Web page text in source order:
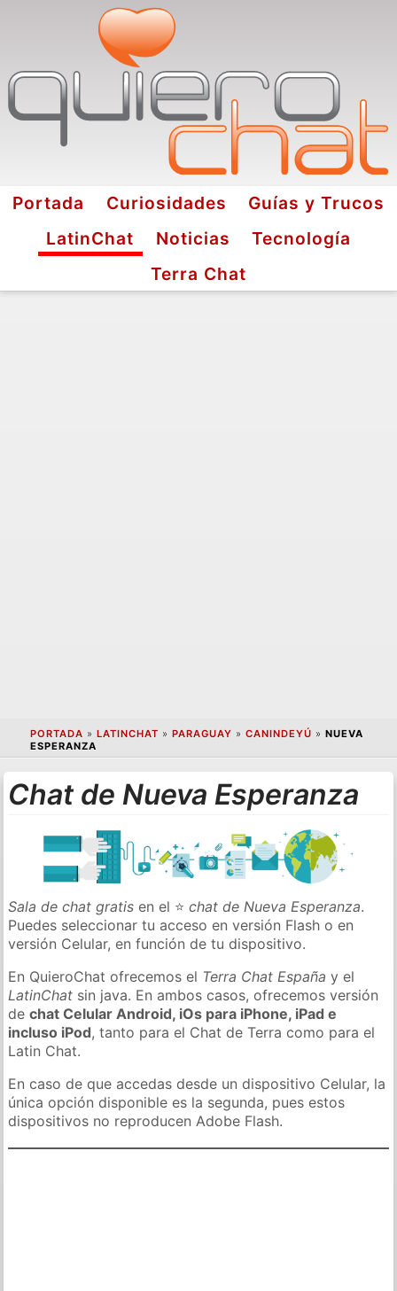
Portada Curiosidades
Guías y Trucos
LatinChat
Noticias
Tecnología
Terra Chat
PORTADA » LATINCHAT » PARAGUAY » CANINDEYÚ » NUEVA
ESPERANZA
Chat de Nueva Esperanza
Sala de chat gratis en el ⭐chat de Nueva Esperanza.
Puedes seleccionar tu acceso en versión Flash o en
versión Celular, en función de tu dispositivo.
En QuieroChat ofrecemos el Terra Chat España y el
LatinChat sin java. En ambos casos, ofrecemos versión
dechat Celular Android, iOs para iPhone, iPad e
incluso iPod, tanto para el Chat de Terra como para el
Latin Chat.
En caso de que accedas desde un dispositivo Celular, la
única opción disponible es la segunda, pues estos
dispositivos no reproducen Adobe Flash.